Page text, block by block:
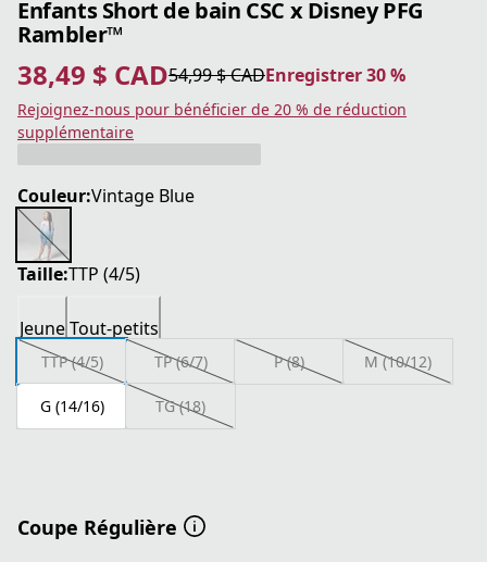
Enfants Short de bain CSC x Disney PFG
Rambler™
38,49 $ CAD
prix actuel 38,49 $ CAD54,99 $ CAD
prix original 54,99 $ CAD Enregistrer 30 %
Enregistrer 30 %
Rejoignez-nous pour bénéficier de 20 % de réduction
supplémentaire
Couleur:Vintage Blue
Taille:TTP (4/5)
JeuneTout-petits
TTP (4/5) TP (6/7) P (8) M (10/12)
G (14/16) TG (18)
Coupe Régulière